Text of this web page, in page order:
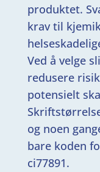
produktet.
krav til
Ved å velge
redusere
potensielt
og noen
bare koden
ci77891.